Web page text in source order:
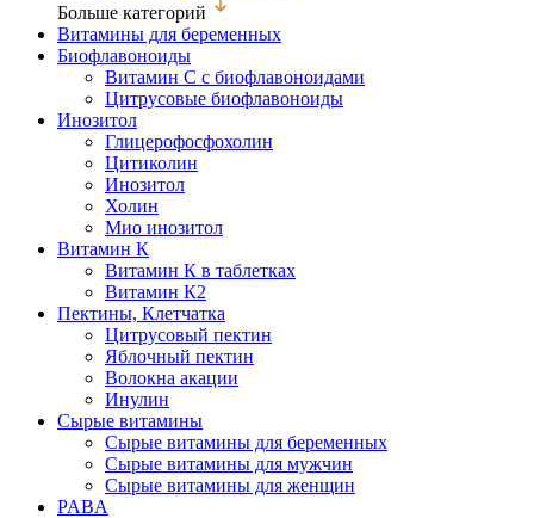
Больше категорий
Витамины для беременных
Биофлавоноиды
Витамин С с биофлавоноидами
Цитрусовые биофлавоноиды
Инозитол
Глицерофосфохолин
Цитиколин
Инозитол
Холин
Мио инозитол
Витамин К
Витамин К в таблетках
Витамин К2
Пектины, Клетчатка
Цитрусовый пектин
Яблочный пектин
Волокна акации
Инулин
Сырые витамины
Сырые витамины для беременных
Сырые витамины для мужчин
Сырые витамины для женщин
PABA